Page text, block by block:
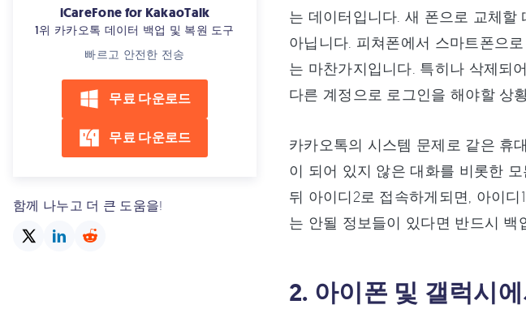
iCareFone for KakaoTalk
1위 카카오톡 데이터 백업 및 복원 도구
빠르고 안전한 전송
무료 다운로드
무료 다운로드
함께 나누고 더 큰 도움을!
는 데이터입니다. 새 폰으로 교체
아닙니다. 피쳐폰에서 스마트폰으
는 마찬가지입니다. 특히나 삭제되
다른 계정으로 로그인을 해야할 상
카카오톡의 시스템 문제로 같은 휴
이 되어 있지 않은 대화를 비롯한
뒤 아이디2로 접속하게되면, 아이
는 안될 정보들이 있다면 반드시 백
2. 아이폰 및 갤럭시